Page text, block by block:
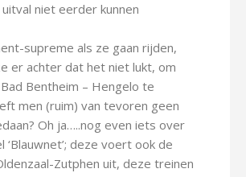
niet eerder kunnen
supreme als ze gaan rijden,
er achter dat het niet lukt, om
Bentheim – Hengelo te
men (ruim) van tevoren geen
Oh ja…..nog even iets over
‘Blauwnet’; deze voert ook de
Zutphen uit, deze treinen